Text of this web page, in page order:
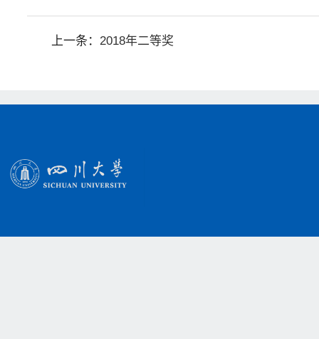
上一条： 2018年二等奖